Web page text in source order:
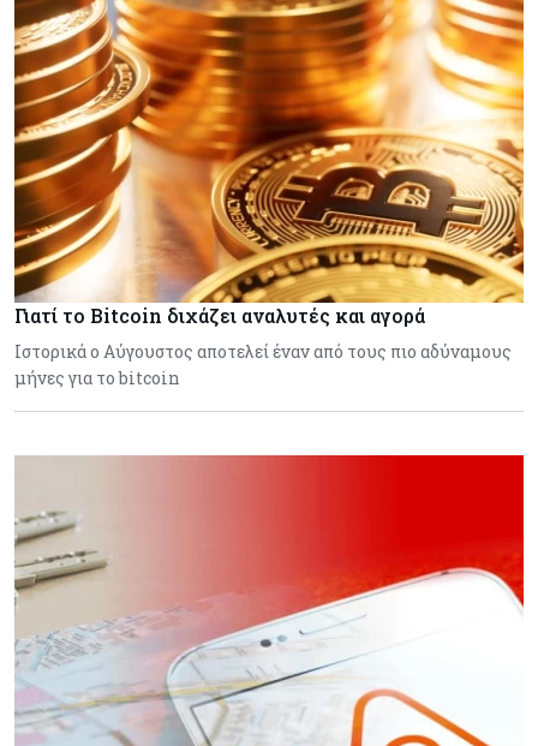
Γιατί το Bitcoin διχάζει αναλυτές και αγορά
Ιστορικά ο Αύγουστος αποτελεί έναν από τους πιο αδύναμους
μήνες για το bitcoin